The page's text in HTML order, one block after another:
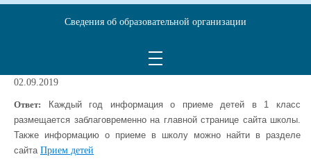
02.09.2019
Ответ: Каждый год информация о приеме детей в 1 класс
размещается заблаговременно на главной странице сайта школы.
Также информацию о приеме в школу можно найти в разделе
сайта Прием детей
Сведения об образовательной организации